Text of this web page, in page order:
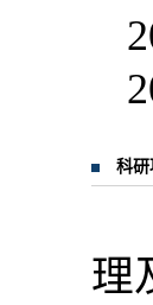
科研
理